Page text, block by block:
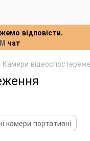
відповісти.
чат
Камери
камери портативні